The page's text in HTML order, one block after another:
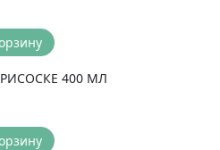
400 МЛ